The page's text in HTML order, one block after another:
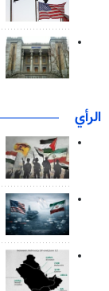
الرأي